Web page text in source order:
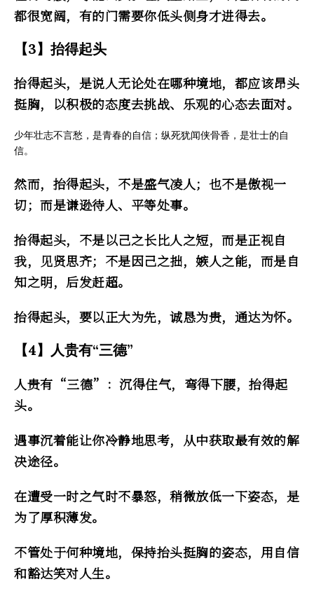
都很宽阔，有的门需要你低头侧身才进得去。
【3】抬得起头
抬得起头，是说人无论处在哪种境地，都应该昂头
挺胸，以积极的态度去挑战、乐观的心态去面对。
少年壮志不言愁，是青春的自信；纵死犹闻侠骨香，是壮士的自
信。
然而，抬得起头，不是盛气凌人；也不是傲视一
切；而是谦逊待人、平等处事。
抬得起头，不是以己之长比人之短，而是正视自
我，见贤思齐；不是因己之拙，嫉人之能，而是自
知之明，后发赶超。
抬得起头，要以正大为先，诚恳为贵，通达为怀。
【4】人贵有“三德”
人贵有“三德”：沉得住气，弯得下腰，抬得起
头。
遇事沉着能让你冷静地思考，从中获取最有效的解
决途径。
在遭受一时之气时不暴怒，稍微放低一下姿态，是
为了厚积薄发。
不管处于何种境地，保持抬头挺胸的姿态，用自信
和豁达笑对人生。